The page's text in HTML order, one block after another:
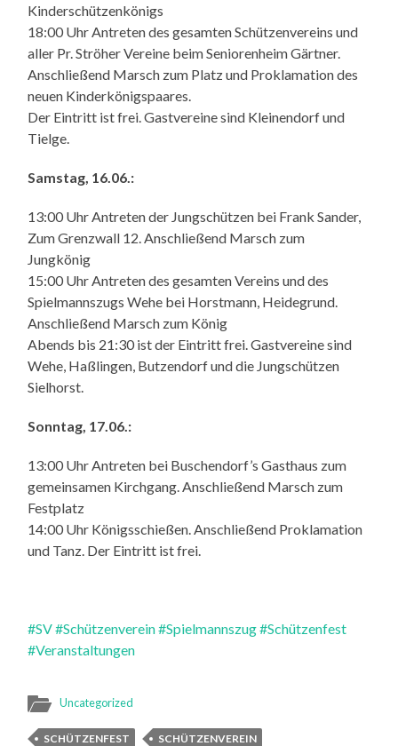
Kinderschützenkönigs
18:00 Uhr Antreten des gesamten Schützenvereins und
aller Pr. Ströher Vereine beim Seniorenheim Gärtner.
Anschließend Marsch zum Platz und Proklamation des
neuen Kinderkönigspaares.
Der Eintritt ist frei. Gastvereine sind Kleinendorf und
Tielge.
Samstag, 16.06.:
13:00 Uhr Antreten der Jungschützen bei Frank Sander,
Zum Grenzwall 12. Anschließend Marsch zum
Jungkönig
15:00 Uhr Antreten des gesamten Vereins und des
Spielmannszugs Wehe bei Horstmann, Heidegrund.
Anschließend Marsch zum König
Abends bis 21:30 ist der Eintritt frei. Gastvereine sind
Wehe, Haßlingen, Butzendorf und die Jungschützen
Sielhorst.
Sonntag, 17.06.:
13:00 Uhr Antreten bei Buschendorf’s Gasthaus zum
gemeinsamen Kirchgang. Anschließend Marsch zum
Festplatz
14:00 Uhr Königsschießen. Anschließend Proklamation
und Tanz. Der Eintritt ist frei.
#SV#Schützenverein#Spielmannszug#Schützenfest
#Veranstaltungen
Uncategorized
SCHÜTZENFEST
SCHÜTZENVEREIN